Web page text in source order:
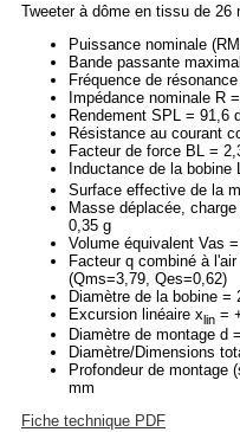
Tweeter à dôme en tissu de 26
Puissance nominale
Bande passante
Fréquence de
Impédance nominale R
Rendement SPL = 91,6
Résistance au courant
Facteur de force BL =
Inductance de la bobine
Surface effective de la
Masse déplacée,
0,35 g
Volume équivalent Vas =
Facteur q combiné à
(Qms=3,79, Qes=0,62)
Diamètre de la bobine =
Excursion linéaire xlin =
Diamètre de montage d
Diamètre/Dimensions
Profondeur de montage
mm
Fiche technique PDF